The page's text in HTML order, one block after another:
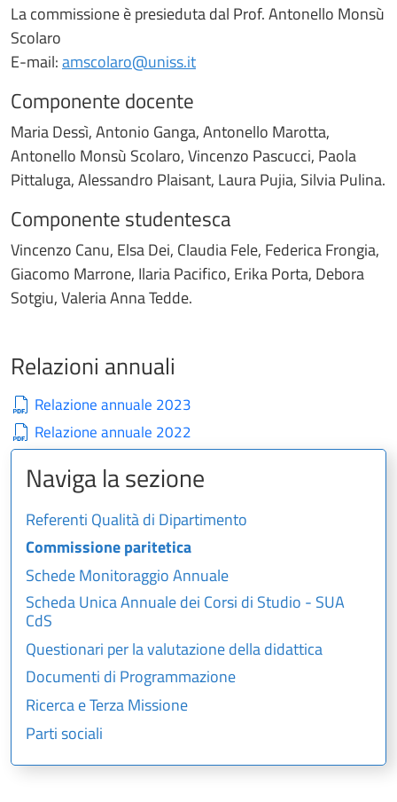
La commissione è presieduta dal Prof. Antonello Monsù
Scolaro
E-mail:amscolaro@uniss.it
Componente docente
Maria Dessì, Antonio Ganga, Antonello Marotta,
Antonello Monsù Scolaro, Vincenzo Pascucci, Paola
Pittaluga, Alessandro Plaisant, Laura Pujia, Silvia Pulina.
Componente studentesca
Vincenzo Canu, Elsa Dei, Claudia Fele, Federica Frongia,
Giacomo Marrone, Ilaria Pacifico, Erika Porta, Debora
Sotgiu, Valeria Anna Tedde.
Relazioni annuali
Relazione annuale 2023
Relazione annuale 2022
Naviga la sezione
Referenti Qualità di Dipartimento
Commissione paritetica
Schede Monitoraggio Annuale
Scheda Unica Annuale dei Corsi di Studio - SUA
CdS
Questionari per la valutazione della didattica
Documenti di Programmazione
Ricerca e Terza Missione
Parti sociali